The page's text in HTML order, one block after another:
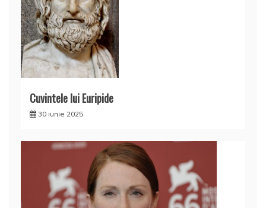
Cuvintele lui Euripide
30 iunie 2025